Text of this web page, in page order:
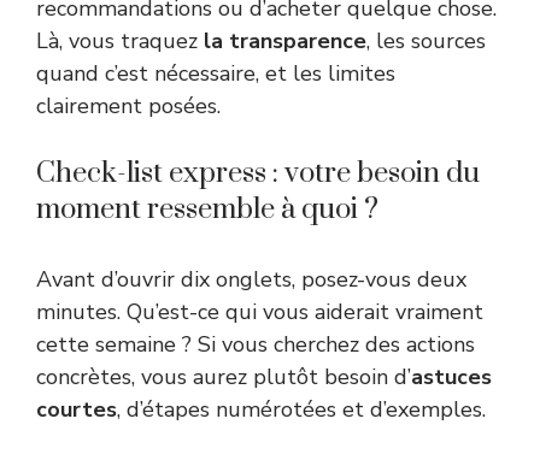
recommandations ou d’acheter quelque chose.
Là, vous traquez la transparence, les sources
quand c’est nécessaire, et les limites
clairement posées.
Check-list express : votre besoin du
moment ressemble à quoi ?
Avant d’ouvrir dix onglets, posez-vous deux
minutes. Qu’est-ce qui vous aiderait vraiment
cette semaine ? Si vous cherchez des actions
concrètes, vous aurez plutôt besoin d’astuces
courtes, d’étapes numérotées et d’exemples.